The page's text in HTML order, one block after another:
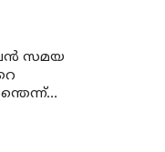
സമയ